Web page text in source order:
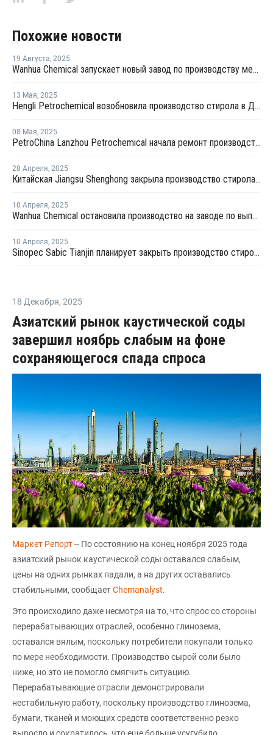
Похожие новости
19 Августа, 2025
Wanhua Chemical запускает новый завод по производству метилметакрилата стирола оптического класса в Китае
13 Мая, 2025
Hengli Petrochemical возобновила производство стирола в Даляне после ремонта
08 Мая, 2025
PetroChina Lanzhou Petrochemical начала ремонт производства стирола в Китае
28 Апреля, 2025
Китайская Jiangsu Shenghong закрыла производство стирола и окиси пропилена на неопределенный срок
10 Апреля, 2025
Wanhua Chemical остановила производство на заводе по выпуску стирола в Китае
10 Апреля, 2025
Sinopec Sabic Tianjin планирует закрыть производство стирола в провинции Тяньцзинь на ремонт
18 Декабря, 2025
Азиатский рынок каустической соды
завершил ноябрь слабым на фоне
сохраняющегося спада спроса
Маркет Репорт-- По состоянию на конец ноября 2025 года
азиатский рынок каустической соды оставался слабым,
цены на одних рынках падали, а на других оставались
стабильными, сообщаетСhemanalyst.
Это происходило даже несмотря на то, что спрос со стороны
перерабатывающих отраслей, особенно глинозема,
оставался вялым, поскольку потребители покупали только
по мере необходимости. Производство сырой соли было
ниже, но это не помогло смягчить ситуацию.
Перерабатывающие отрасли демонстрировали
нестабильную работу, поскольку производство глинозема,
бумаги, тканей и моющих средств соответственно резко